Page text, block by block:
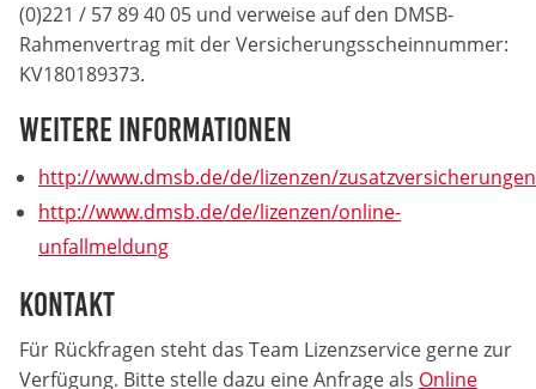
(0)221 / 57 89 40 05 und verweise auf den DMSB-
Rahmenvertrag mit der Versicherungsscheinnummer:
KV180189373.
Weitere Informationen
http://www.dmsb.de/de/lizenzen/zusatzversicherungen
http://www.dmsb.de/de/lizenzen/online-
unfallmeldung
Kontakt
Für Rückfragen steht das Team Lizenzservice gerne zur
Verfügung. Bitte stelle dazu eine Anfrage als Online
YouTube
Google LLC
Cookies, die ggf. zur Einbettung und Bereitstellung
von Videos auf unserer Website gesetzt werden.
Google Maps
Anbieter: